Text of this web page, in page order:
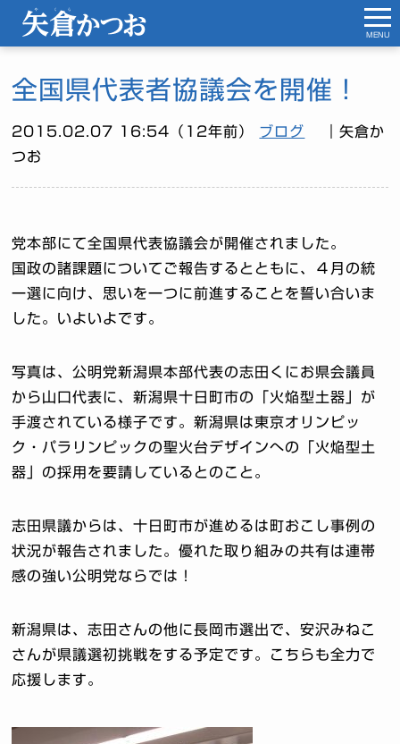
全国県代表者協議会を開催！
2015.02.07 16:54（12年前） ブログ
｜矢倉か
つお
党本部にて全国県代表協議会が開催されました。
国政の諸課題についてご報告するとともに、４月の統
一選に向け、思いを一つに前進することを誓い合いま
した。いよいよです。
写真は、公明党新潟県本部代表の志田くにお県会議員
から山口代表に、新潟県十日町市の「火焔型土器」が
手渡されている様子です。新潟県は東京オリンピッ
ク・パラリンピックの聖火台デザインへの「火焔型土
器」の採用を要請しているとのこと。
志田県議からは、十日町市が進めるは町おこし事例の
状況が報告されました。優れた取り組みの共有は連帯
感の強い公明党ならでは！
新潟県は、志田さんの他に長岡市選出で、安沢みねこ
さんが県議選初挑戦をする予定です。こちらも全力で
応援します。
MENU